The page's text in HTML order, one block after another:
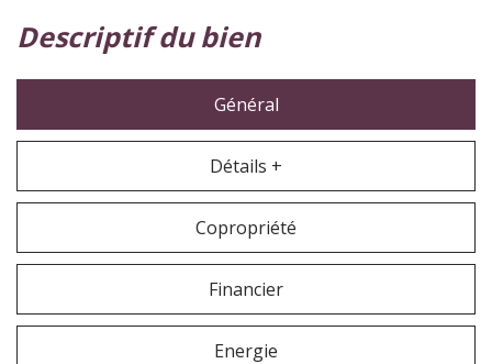
descriptif du bien
Général
Détails +
Copropriété
Financier
Energie